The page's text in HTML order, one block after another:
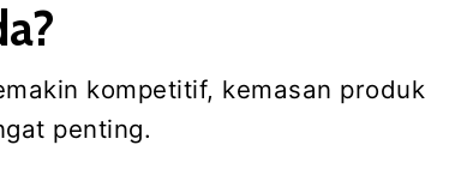
kompetitif, kemasan produk
penting.